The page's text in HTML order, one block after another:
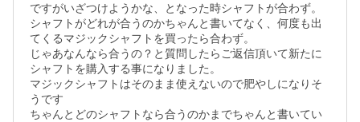
ですがいざつけようかな、となった時シャフトが合わず。
シャフトがどれが合うのかちゃんと書いてなく、何度も出
てくるマジックシャフトを買ったら合わず。
じゃあなんなら合うの？と質問したらご返信頂いて新たに
シャフトを購入する事になりました。
マジックシャフトはそのまま使えないので肥やしになりそ
うです
ちゃんとどのシャフトなら合うのかまでちゃんと書いてい